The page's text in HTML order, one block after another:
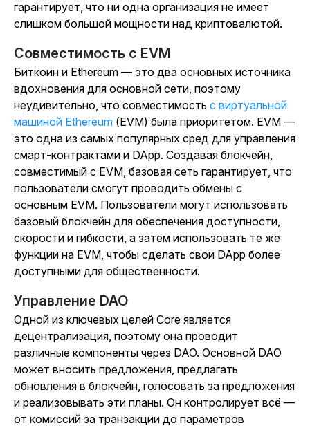
гарантирует, что ни одна организация не имеет
слишком большой мощности над криптовалютой.
Совместимость с EVM
Биткоин и Ethereum — это два основных источника
вдохновения для основной сети, поэтому
неудивительно, что совместимость с виртуальной
машиной Ethereum (EVM) была приоритетом. EVM —
это одна из самых популярных сред для управления
смарт-контрактами и DApp. Создавая блокчейн,
совместимый с EVM, базовая сеть гарантирует, что
пользователи смогут проводить обмены с
основным EVM. Пользователи могут использовать
базовый блокчейн для обеспечения доступности,
скорости и гибкости, а затем использовать те же
функции на EVM, чтобы сделать свои DApp более
доступными для общественности.
Управление DAO
Одной из ключевых целей Core является
децентрализация, поэтому она проводит
различные компоненты через DAO. Основной DAO
может вносить предложения, предлагать
обновления в блокчейн, голосовать за предложения
и реализовывать эти планы. Он контролирует всё —
от комиссий за транзакции до параметров